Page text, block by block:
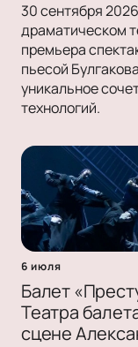
30 сентября
драматическом
премьера
пьесой
уникальное
технологий.
6 июля
Балет
Театра
сцене